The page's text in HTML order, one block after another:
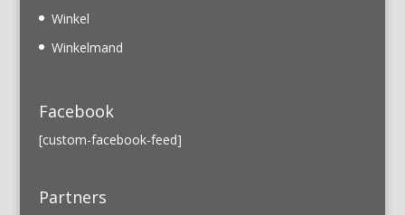
Winkel
Winkelmand
Facebook
[custom-facebook-feed]
Partners